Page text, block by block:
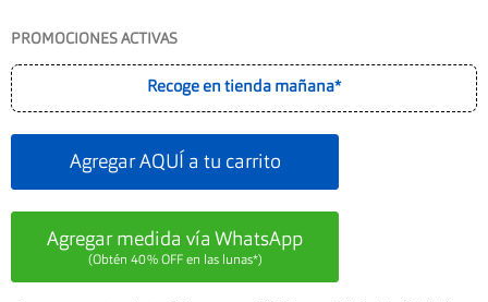
PROMOCIONES ACTIVAS
Recoge en tienda mañana*
Agregar AQUÍ a tu carrito
Agregar medida vía WhatsApp
(Obtén 40% OFF en las lunas*)